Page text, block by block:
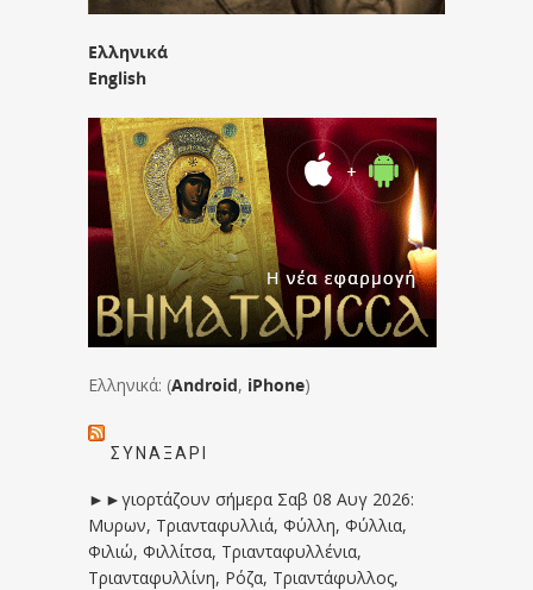
Ελληνικά
English
Ελληνικά: (Android, iPhone)
ΣΥΝΑΞΆΡΙ
►►γιορτάζουν σήμερα Σαβ 08 Αυγ 2026:
Μυρων, Τριανταφυλλιά, Φύλλη, Φύλλια,
Φιλιώ, Φιλλίτσα, Τριανταφυλλένια,
Τριανταφυλλίνη, Ρόζα, Τριαντάφυλλος,